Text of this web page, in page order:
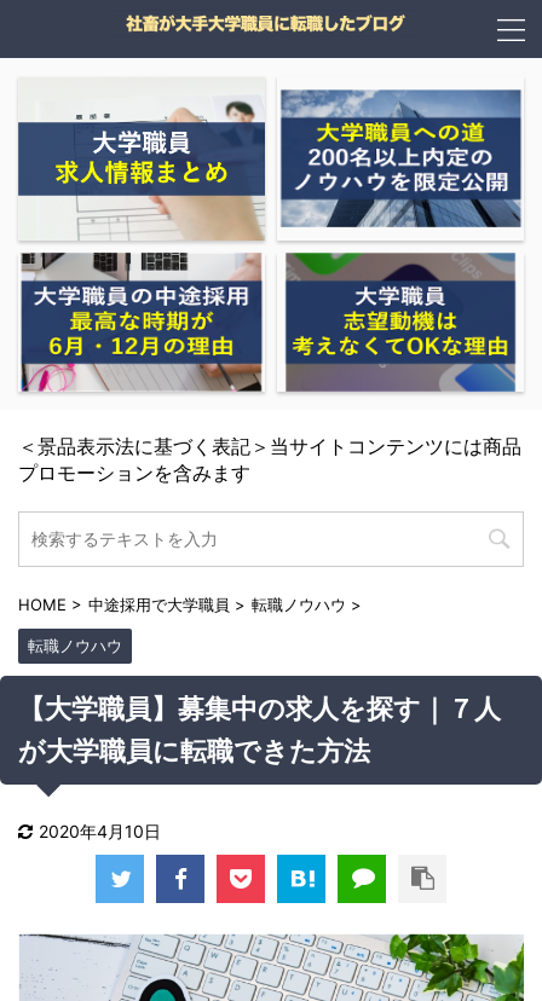
＜景品表示法に基づく表記＞当サイトコンテンツには商品
プロモーションを含みます
HOME > 中途採用で大学職員 > 転職ノウハウ >
転職ノウハウ
【大学職員】募集中の求人を探す｜７人
が大学職員に転職できた方法
2020年4月10日